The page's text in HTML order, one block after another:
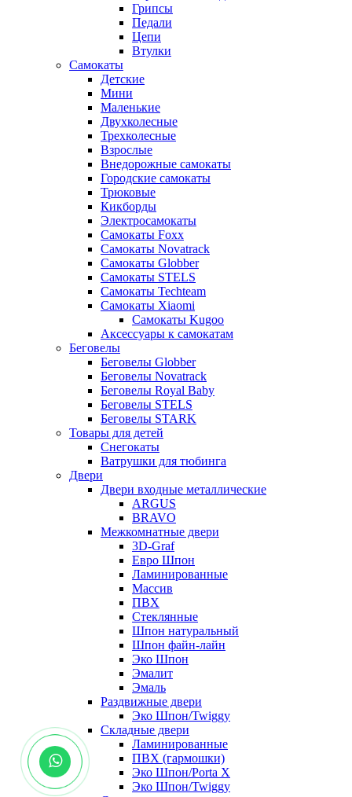
Грипсы
Педали
Цепи
Втулки
Самокаты
Детские
Мини
Маленькие
Двухколесные
Трехколесные
Взрослые
Внедорожные самокаты
Городские самокаты
Трюковые
Кикборды
Электросамокаты
Самокаты Foxx
Самокаты Novatrack
Самокаты Globber
Самокаты STELS
Самокаты Techteam
Самокаты Xiaomi
Самокаты Kugoo
Аксессуары к самокатам
Беговелы
Беговелы Globber
Беговелы Novatrack
Беговелы Royal Baby
Беговелы STELS
Беговелы STARK
Товары для детей
Снегокаты
Ватрушки для тюбинга
Двери
Двери входные металлические
ARGUS
BRAVO
Межкомнатные двери
3D-Graf
Евро Шпон
Ламинированные
Массив
ПВХ
Стеклянные
Шпон натуральный
Шпон файн-лайн
Эко Шпон
Эмалит
Эмаль
Раздвижные двери
Эко Шпон/Twiggy
Складные двери
Ламинированные
ПВХ (гармошки)
Эко Шпон/Porta X
Эко Шпон/Twiggy